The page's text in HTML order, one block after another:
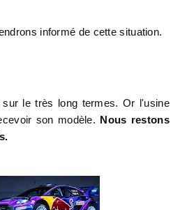
informé de cette situation.
le très long termes. Or l'usine
son modèle. Nous restons